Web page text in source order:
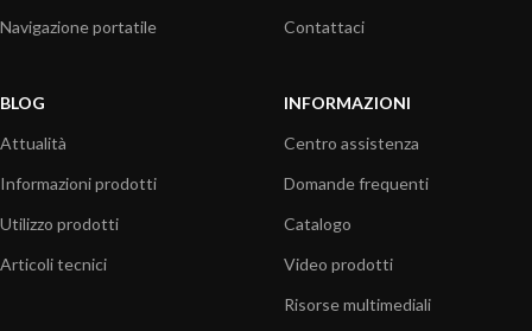
Navigazione portatile
Contattaci
BLOG
Attualità
Informazioni prodotti
Utilizzo prodotti
Articoli tecnici
INFORMAZIONI
Centro assistenza
Domande frequenti
Catalogo
Video prodotti
Risorse multimediali